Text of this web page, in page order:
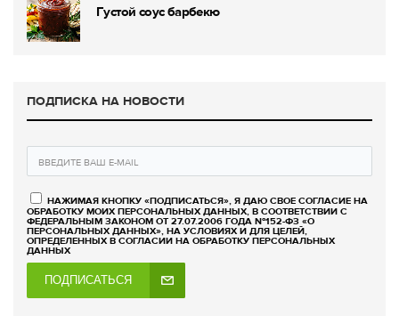
Густой соус барбекю
ПОДПИСКА НА НОВОСТИ
НАЖИМАЯ КНОПКУ «ПОДПИСАТЬСЯ», Я ДАЮ СВОЕ СОГЛАСИЕ НА
ОБРАБОТКУ МОИХ ПЕРСОНАЛЬНЫХ ДАННЫХ, В СООТВЕТСТВИИ С
ФЕДЕРАЛЬНЫМ ЗАКОНОМ ОТ 27.07.2006 ГОДА №152-ФЗ «О
ПЕРСОНАЛЬНЫХ ДАННЫХ», НА УСЛОВИЯХ И ДЛЯ ЦЕЛЕЙ,
ОПРЕДЕЛЕННЫХ В СОГЛАСИИ НА ОБРАБОТКУ ПЕРСОНАЛЬНЫХ
ДАННЫХ
ПОДПИСАТЬСЯ